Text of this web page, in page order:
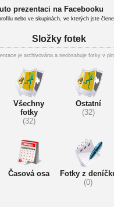
prezentaci na Facebooku
nebo ve skupinách, ve kterých jste
Složky fotek
je archivována a neobsahuje fotky v
Všechny
fotky
(32)
Ostatní
(32)
Časová osa
Fotky z
(0)